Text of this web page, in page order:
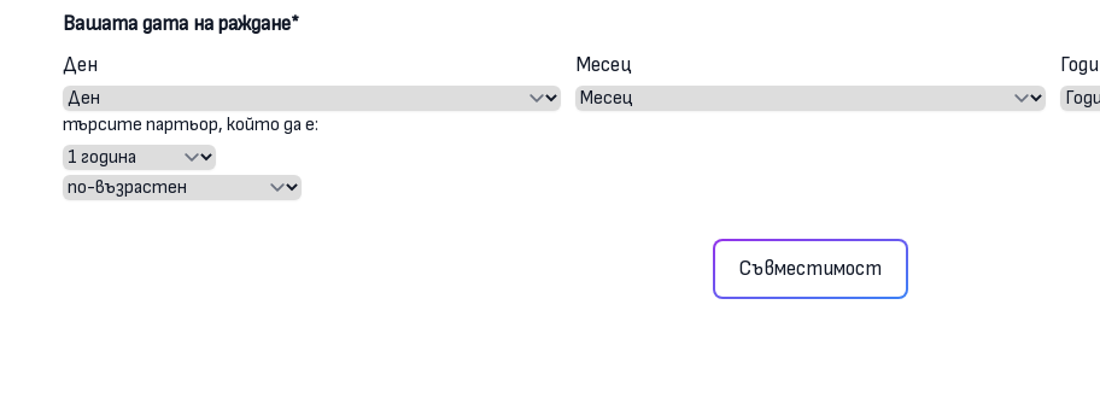
Вашата дата на раждане*
Ден
Месец
търсите партьор, който да е:
Съвместимост